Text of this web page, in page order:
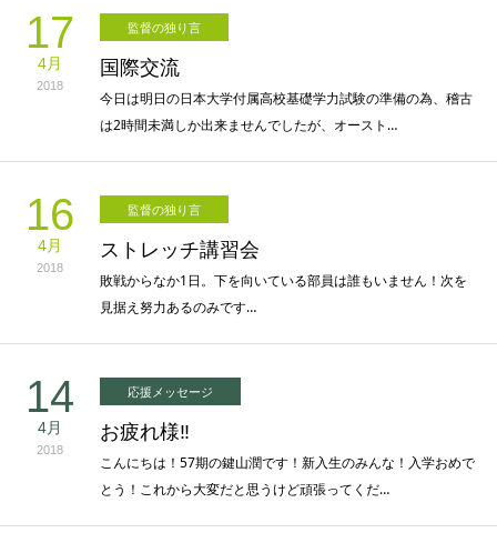
17
4月
2018
監督の独り言
国際交流
今日は明日の日本大学付属高校基礎学力試験の準備の為、稽古
は2時間未満しか出来ませんでしたが、オースト…
16
4月
2018
監督の独り言
ストレッチ講習会
敗戦からなか1日。下を向いている部員は誰もいません！次を
見据え努力あるのみです…
14
4月
2018
応援メッセージ
お疲れ様‼︎
こんにちは！57期の鍵山潤です！新入生のみんな！入学おめで
とう！これから大変だと思うけど頑張ってくだ…